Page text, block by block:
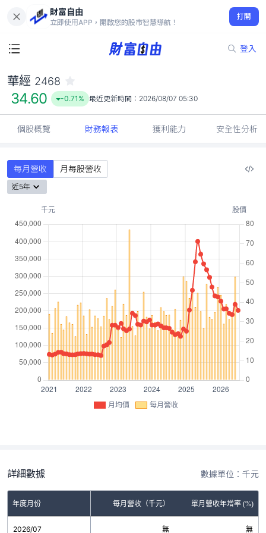
財富自由
立即使用APP，開啟您的股市智慧導航！
打開
登入
34.60
-0.71%
華經 2468
34.60 -0.71% 最近更新時間： 2026/08/07 05:30
個股概覽 財務報表 獲利能力 安全性分析
每月營收 月每股營收
近5年
月均價 每月營收
詳細數據 數據單位：千元
年度月份 每月營收（千元） 單月營收年增率 (%)
2026/07 無 無